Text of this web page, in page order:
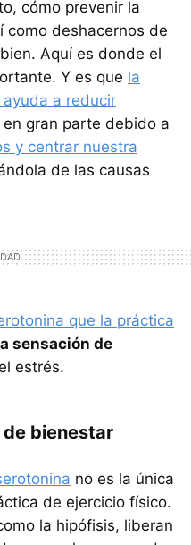
cómo prevenir la
como deshacernos de
Aquí es donde el
Y es que la
a reducir
en gran parte debido a
y centrar nuestra
de las causas
que la práctica
sensación de
estrés.
bienestar
no es la única
de ejercicio físico.
la hipófisis, liberan